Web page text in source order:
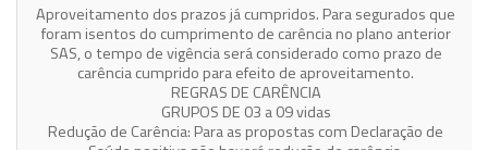
Aproveitamento dos prazos já cumpridos. Para segurados que
foram isentos do cumprimento de carência no plano anterior
SAS, o tempo de vigência será considerado como prazo de
carência cumprido para efeito de aproveitamento.
REGRAS DE CARÊNCIA
GRUPOS DE 03 a 09 vidas
Redução de Carência: Para as propostas com Declaração de